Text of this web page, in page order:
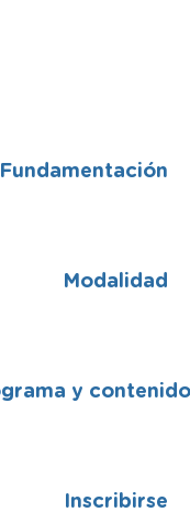
Fundamentación
Modalidad
y contenido
Inscribirse